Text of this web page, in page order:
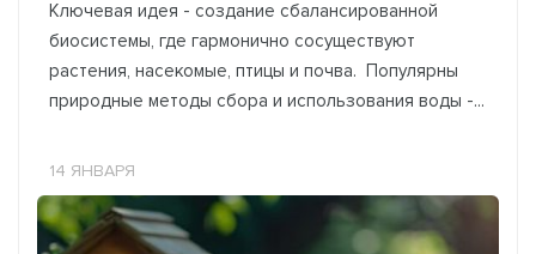
Ключевая идея - создание сбалансированной
биосистемы, где гармонично сосуществуют
растения, насекомые, птицы и почва. Популярны
природные методы сбора и использования воды -...
14 ЯНВАРЯ